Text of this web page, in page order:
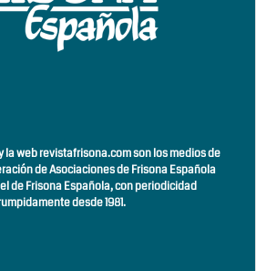
la web revistafrisona.com son los medios de
de Asociaciones de Frisona Española
de Frisona Española, conperiodicidad
desde 1981.